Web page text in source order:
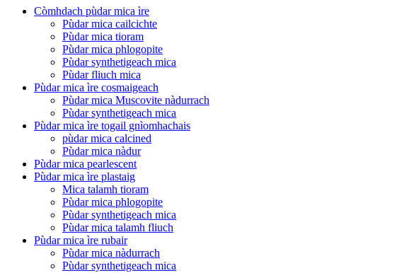
Còmhdach pùdar mica ìre
Pùdar mica cailcichte
Pùdar mica tioram
Pùdar mica phlogopite
Pùdar synthetigeach mica
Pùdar fliuch mica
Pùdar mica ìre cosmaigeach
Pùdar mica Muscovite nàdurrach
Pùdar synthetigeach mica
Pùdar mica ìre togail gnìomhachais
pùdar mica calcined
Pùdar mica nàdur
Pùdar mica pearlescent
Pùdar mica ìre plastaig
Mica talamh tioram
Pùdar mica phlogopite
Pùdar synthetigeach mica
Pùdar mica talamh fliuch
Pùdar mica ìre rubair
Pùdar mica nàdurrach
Pùdar synthetigeach mica